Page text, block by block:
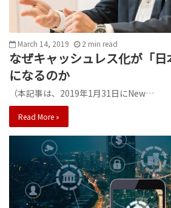
March 14, 2019 2 min read
なぜキャッシュレス化が「日
になるのか
（本記事は、2019年1月31日にNew…
Read More »